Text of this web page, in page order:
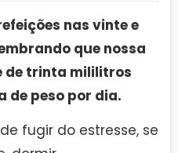
nas vinte e
que nossa
de trinta mililitros
de peso por dia.
fugir do estresse, se